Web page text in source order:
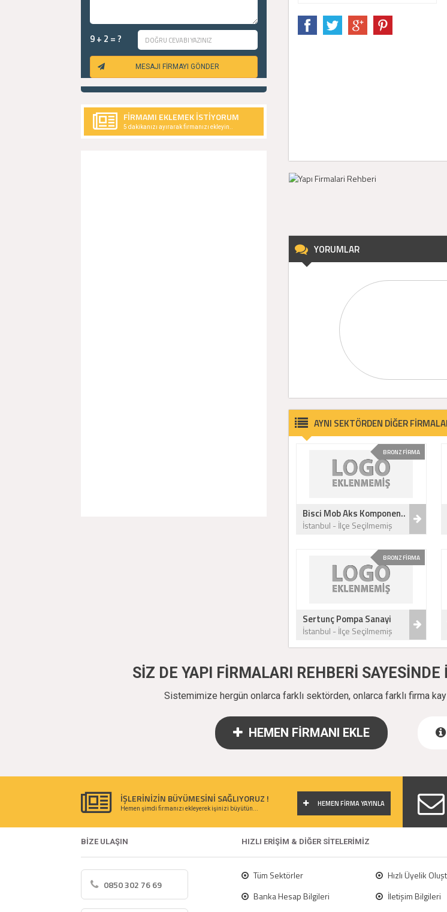
9 + 2 = ?
MESAJI FİRMAYI GÖNDER
FİRMAMI EKLEMEK İSTİYORUM
5 dakikanızı ayırarak firmanızı ekleyin..
YORUMLAR
AYNI SEKTÖRDEN DİĞER
BRONZ FİRMA
Bisci Mob Aks Komponen..
İstanbul - İlçe Seçilmemiş
BRONZ FİRMA
Sertunç Pompa Sanayi
İstanbul - İlçe Seçilmemiş
SİZ DE YAPI FİRMALARI REHBERİ
Sistemimize hergün onlarca farklı sektörden, onlarca farklı firma
HEMEN FİRMANI EKLE
İŞLERİNİZİN BÜYÜMESİNİ SAĞLIYORUZ ! HEMEN FİRMA YAYINLA
Hemen şimdi firmanızı ekleyerek işinizi büyütün...
BİZE ULAŞIN HIZLI ERİŞİM & DİĞER SİTELERİMİZ
0850 302 76 69
Tüm Sektörler
Hızlı Üyelik
Banka Hesap Bilgileri
İletişim Bilgileri